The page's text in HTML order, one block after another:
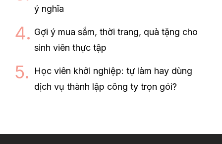
ý nghĩa
Gợi ý mua sắm, thời trang, quà tặng cho
sinh viên thực tập
Học viên khởi nghiệp: tự làm hay dùng
dịch vụ thành lập công ty trọn gói?